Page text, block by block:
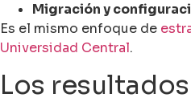
Migración y
Es el mismo enfoque de
Universidad Central.
Los